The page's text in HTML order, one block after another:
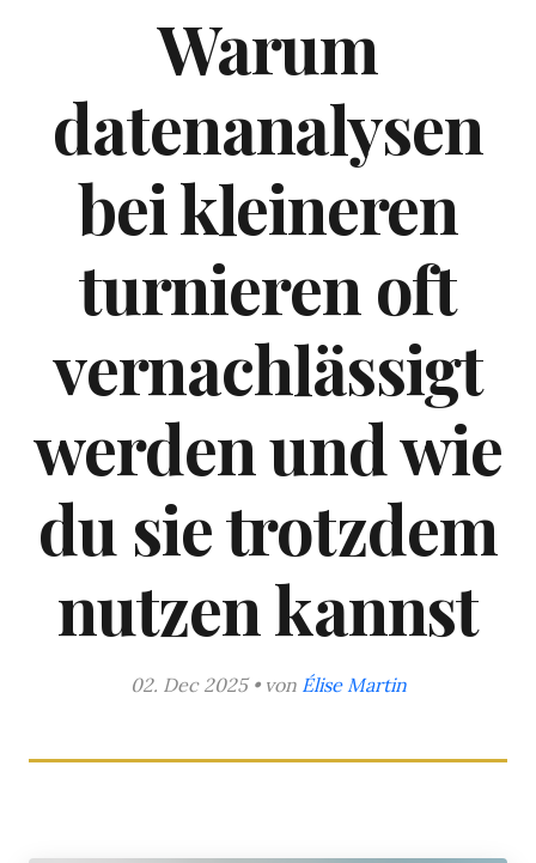
Warum
datenanalysen
bei kleineren
turnieren oft
vernachlässigt
werden und wie
du sie trotzdem
nutzen kannst
02. Dec 2025 • von Élise Martin